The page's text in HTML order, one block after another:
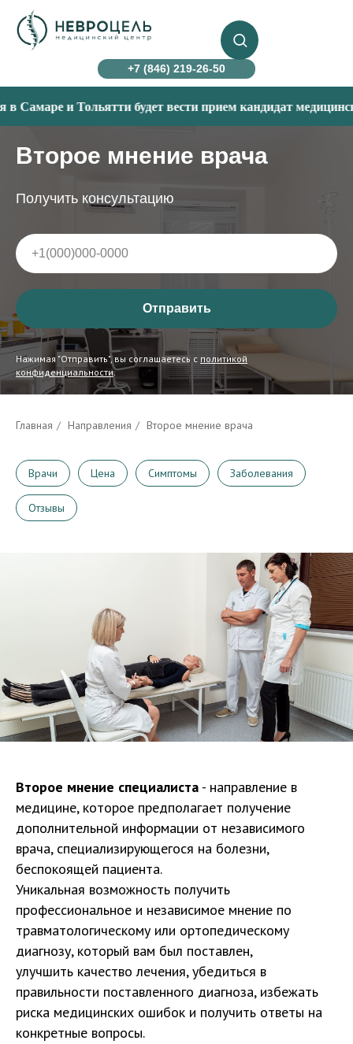
+7 (846) 219-26-50
и Тольятти будет вести прием кандидат медицинских
Второе мнение врача
Получить консультацию
Отправить
Нажимая "Отправить", вы соглашаетесь сполитикой
конфиденциальности.
Главная / Направления / Второе мнение врача
Врачи Цена Симптомы Заболевания
Отзывы
Второе мнение специалиста - направление в
медицине, которое предполагает получение
дополнительной информации от независимого
врача, специализирующегося на болезни,
беспокоящей пациента.
Уникальная возможность получить
профессиональное и независимое мнение по
травматологическому или ортопедическому
диагнозу, который вам был поставлен,
улучшить качество лечения, убедиться в
правильности поставленного диагноза, избежать
риска медицинских ошибок и получить ответы на
конкретные вопросы.